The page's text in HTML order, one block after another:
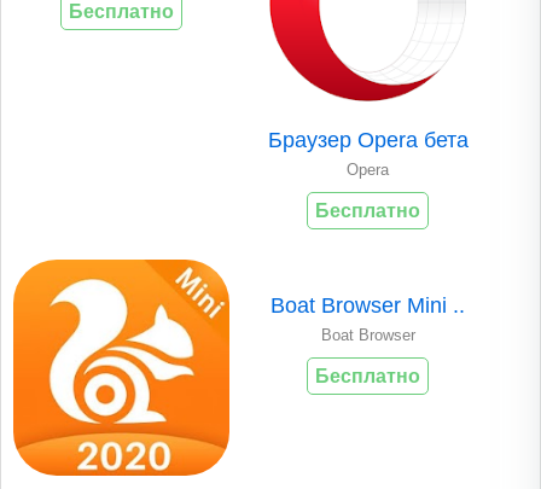
Бесплатно
Браузер Opera бета
Opera
Бесплатно
Boat Browser Mini ..
Boat Browser
Бесплатно